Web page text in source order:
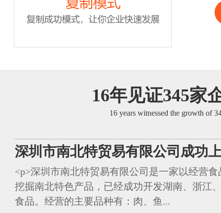
16年见证345家
16 years witnessed the growth of
深圳市南北特贸易有限公司成功
<p>深圳市南北特贸易有限公司是一家以经营
挖掘南北特色产品，已经成功开发湖南、浙江
食品。经营的主要品种有：肉、鱼...